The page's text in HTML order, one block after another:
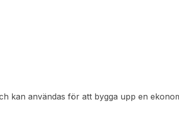
kan användas för att bygga upp en